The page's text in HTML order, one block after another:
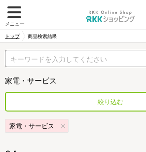
メニュー
トップ 商品検索結果
家電・サービス
絞り込む
家電・サービス